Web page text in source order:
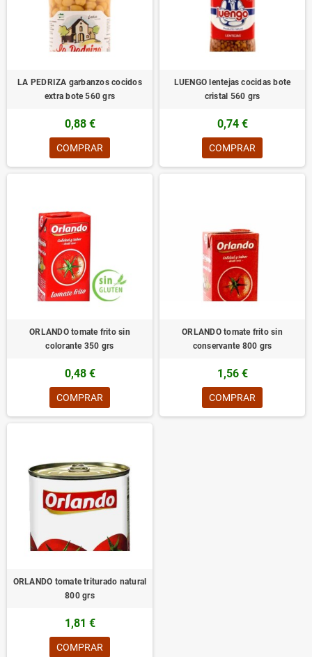
LA PEDRIZA garbanzos cocidos
extra bote 560 grs
0,88 €
COMPRAR
LUENGO lentejas cocidas bote
cristal 560 grs
0,74 €
COMPRAR
ORLANDO tomate frito sin
colorante 350 grs
0,48 €
COMPRAR
ORLANDO tomate frito sin
conservante 800 grs
1,56 €
COMPRAR
ORLANDO tomate triturado natural
800 grs
1,81 €
COMPRAR